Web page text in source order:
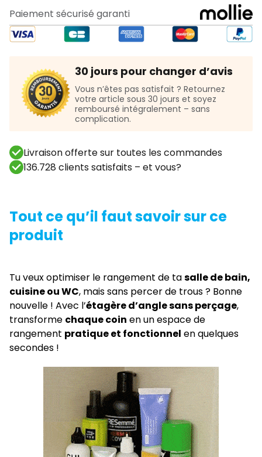
Paiement sécurisé garanti
30 jours pour changer d’avis
Vous n’êtes pas satisfait ? Retournez
votre article sous 30 jours et soyez
remboursé intégralement – sans
complication.
Livraison offerte sur toutes les commandes
136.728 clients satisfaits – et vous?
Tout ce qu’il faut savoir sur ce
produit
Tu veux optimiser le rangement de tasalle de bain,
cuisine ou WC, mais sans percer de trous ? Bonne
nouvelle ! Avec l’étagère d’angle sans perçage,
transforme chaque coin en un espace de
rangement pratique et fonctionnel en quelques
secondes !